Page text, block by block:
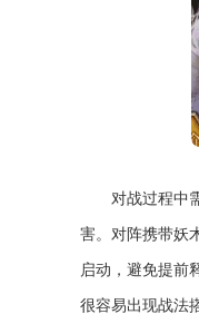
对战过程中
害。对阵携带妖
启动，避免提前
很容易出现战法